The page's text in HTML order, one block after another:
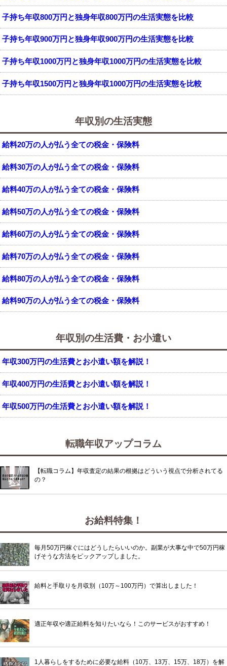
子持ち年収800万円と独身年収800万円の生活実態を比較
子持ち年収900万円と独身年収900万円の生活実態を比較
子持ち年収1000万円と独身年収1000万円の生活実態を比較
子持ち年収1500万円と独身年収1000万円の生活実態を比較
年収別の生活実態
給料20万の人が払う全ての税金・保険料
給料30万の人が払う全ての税金・保険料
給料40万の人が払う全ての税金・保険料
給料50万の人が払う全ての税金・保険料
給料60万の人が払う全ての税金・保険料
給料70万の人が払う全ての税金・保険料
給料80万の人が払う全ての税金・保険料
給料90万の人が払う全ての税金・保険料
年収別の生活費・お小遣い
年収300万円の生活費とお小遣い額を解説！
年収400万円の生活費とお小遣い額を解説！
年収500万円の生活費とお小遣い額を解説！
転職年収アップコラム
【転職コラム】年収査定の結果の根拠はどういう視点で分析されてる
の？
お給料特集！
毎月50万円稼ぐにはどうしたらいいのか。副業が大事な中で50万円稼
げそうな方法をピックアップしました。
給料と手取りを月収別（10万～100万円）で算出しました！
適正年収や適正給料を知りたいなら！このサービスがおすすめ！
1人暮らしをするために必要な給料（10万、13万、15万、18万）を解